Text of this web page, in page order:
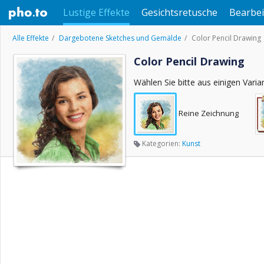
Lustige Effekte Gesichtsretusche
Alle Effekte Dargebotene Sketches und Gemälde Color Pencil Drawing
Color Pencil Drawing
Wählen Sie bitte aus einigen
Reine Zeichnung
Kategorien: Kunst